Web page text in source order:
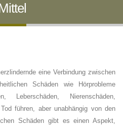
eine Verbindung zwischen
Schäden wie Hörprobleme
Leberschäden, Nierenschäden,
führen, aber unabhängig von den
Schäden gibt es einen Aspekt,